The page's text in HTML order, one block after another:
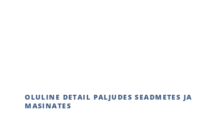
OLULINE DETAIL PALJUDES SEADMETES JA
MASINATES